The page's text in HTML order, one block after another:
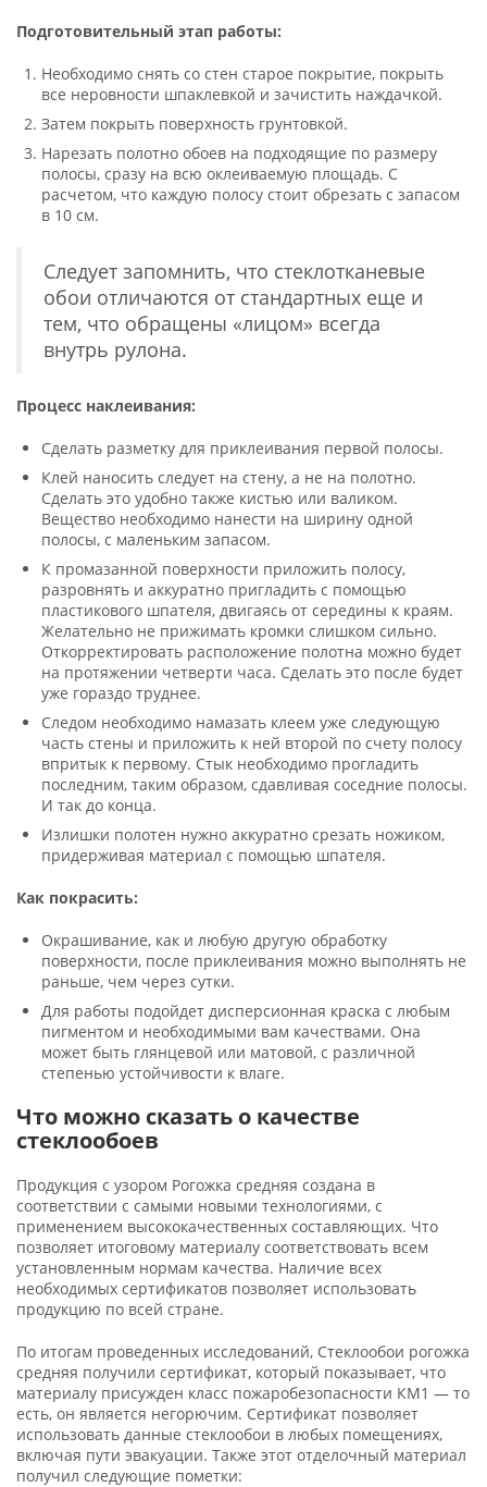
Подготовительный этап работы:
Необходимо снять со стен старое покрытие, покрыть
все неровности шпаклевкой и зачистить наждачкой.
Затем покрыть поверхность грунтовкой.
Нарезать полотно обоев на подходящие по размеру
полосы, сразу на всю оклеиваемую площадь. С
расчетом, что каждую полосу стоит обрезать с запасом
в 10 см.
Следует запомнить, что стеклотканевые
обои отличаются от стандартных еще и
тем, что обращены «лицом» всегда
внутрь рулона.
Процесс наклеивания:
Сделать разметку для приклеивания первой полосы.
Клей наносить следует на стену, а не на полотно.
Сделать это удобно также кистью или валиком.
Вещество необходимо нанести на ширину одной
полосы, с маленьким запасом.
К промазанной поверхности приложить полосу,
разровнять и аккуратно пригладить с помощью
пластикового шпателя, двигаясь от середины к краям.
Желательно не прижимать кромки слишком сильно.
Откорректировать расположение полотна можно будет
на протяжении четверти часа. Сделать это после будет
уже гораздо труднее.
Следом необходимо намазать клеем уже следующую
часть стены и приложить к ней второй по счету полосу
впритык к первому. Стык необходимо прогладить
последним, таким образом, сдавливая соседние полосы.
И так до конца.
Излишки полотен нужно аккуратно срезать ножиком,
придерживая материал с помощью шпателя.
Как покрасить:
Окрашивание, как и любую другую обработку
поверхности, после приклеивания можно выполнять не
раньше, чем через сутки.
Для работы подойдет дисперсионная краска с любым
пигментом и необходимыми вам качествами. Она
может быть глянцевой или матовой, с различной
степенью устойчивости к влаге.
Что можно сказать о качестве
стеклообоев
Продукция с узором Рогожка средняя создана в
соответствии с самыми новыми технологиями, с
применением высококачественных составляющих. Что
позволяет итоговому материалу соответствовать всем
установленным нормам качества. Наличие всех
необходимых сертификатов позволяет использовать
продукцию по всей стране.
По итогам проведенных исследований, Стеклообои рогожка
средняя получили сертификат, который показывает, что
материалу присужден класс пожаробезопасности КМ1 — то
есть, он является негорючим. Сертификат позволяет
использовать данные стеклообои в любых помещениях,
включая пути эвакуации. Также этот отделочный материал
получил следующие пометки: